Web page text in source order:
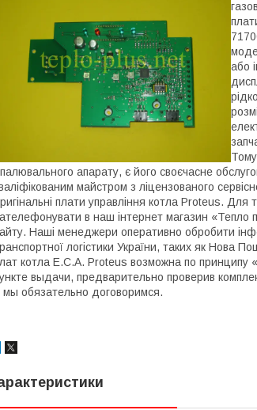
або
апарату, є його своєчасне
майстром з ліцензованого
плати управління котла Proteus.
в наш інтернет магазин
Наші менеджери оперативно обробити
логістики України, таких як Нова
котла E.C.A. Proteus возможна по принципу
выдачи, предварительно проверив
мы обязательно договоримся.